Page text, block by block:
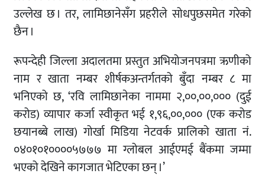
उल्लेख छ । तर, लामिछानेसँग प्रहरीले सोधपुछसमेत गरेको
छैन ।
रूपन्देही जिल्ला अदालतमा प्रस्तुत अभियोजनपत्रमा ऋणीको
नाम र खाता नम्बर शीर्षकअन्तर्गतको बुँदा नम्बर ८ मा
भनिएको छ, ‘रवि लामिछानेका नाममा २,००,००,००० (दुई
करोड) व्यापार कर्जा स्वीकृत भई १,९६,००,००० (एक करोड
छयानब्बे लाख) गोर्खा मिडिया नेटवर्क प्रालिको खाता नं.
०४०१०१००००५७७७ मा ग्लोबल आईएमई बैंकमा जम्मा
भएको देखिने कागजात भेटिएका छन् ।’